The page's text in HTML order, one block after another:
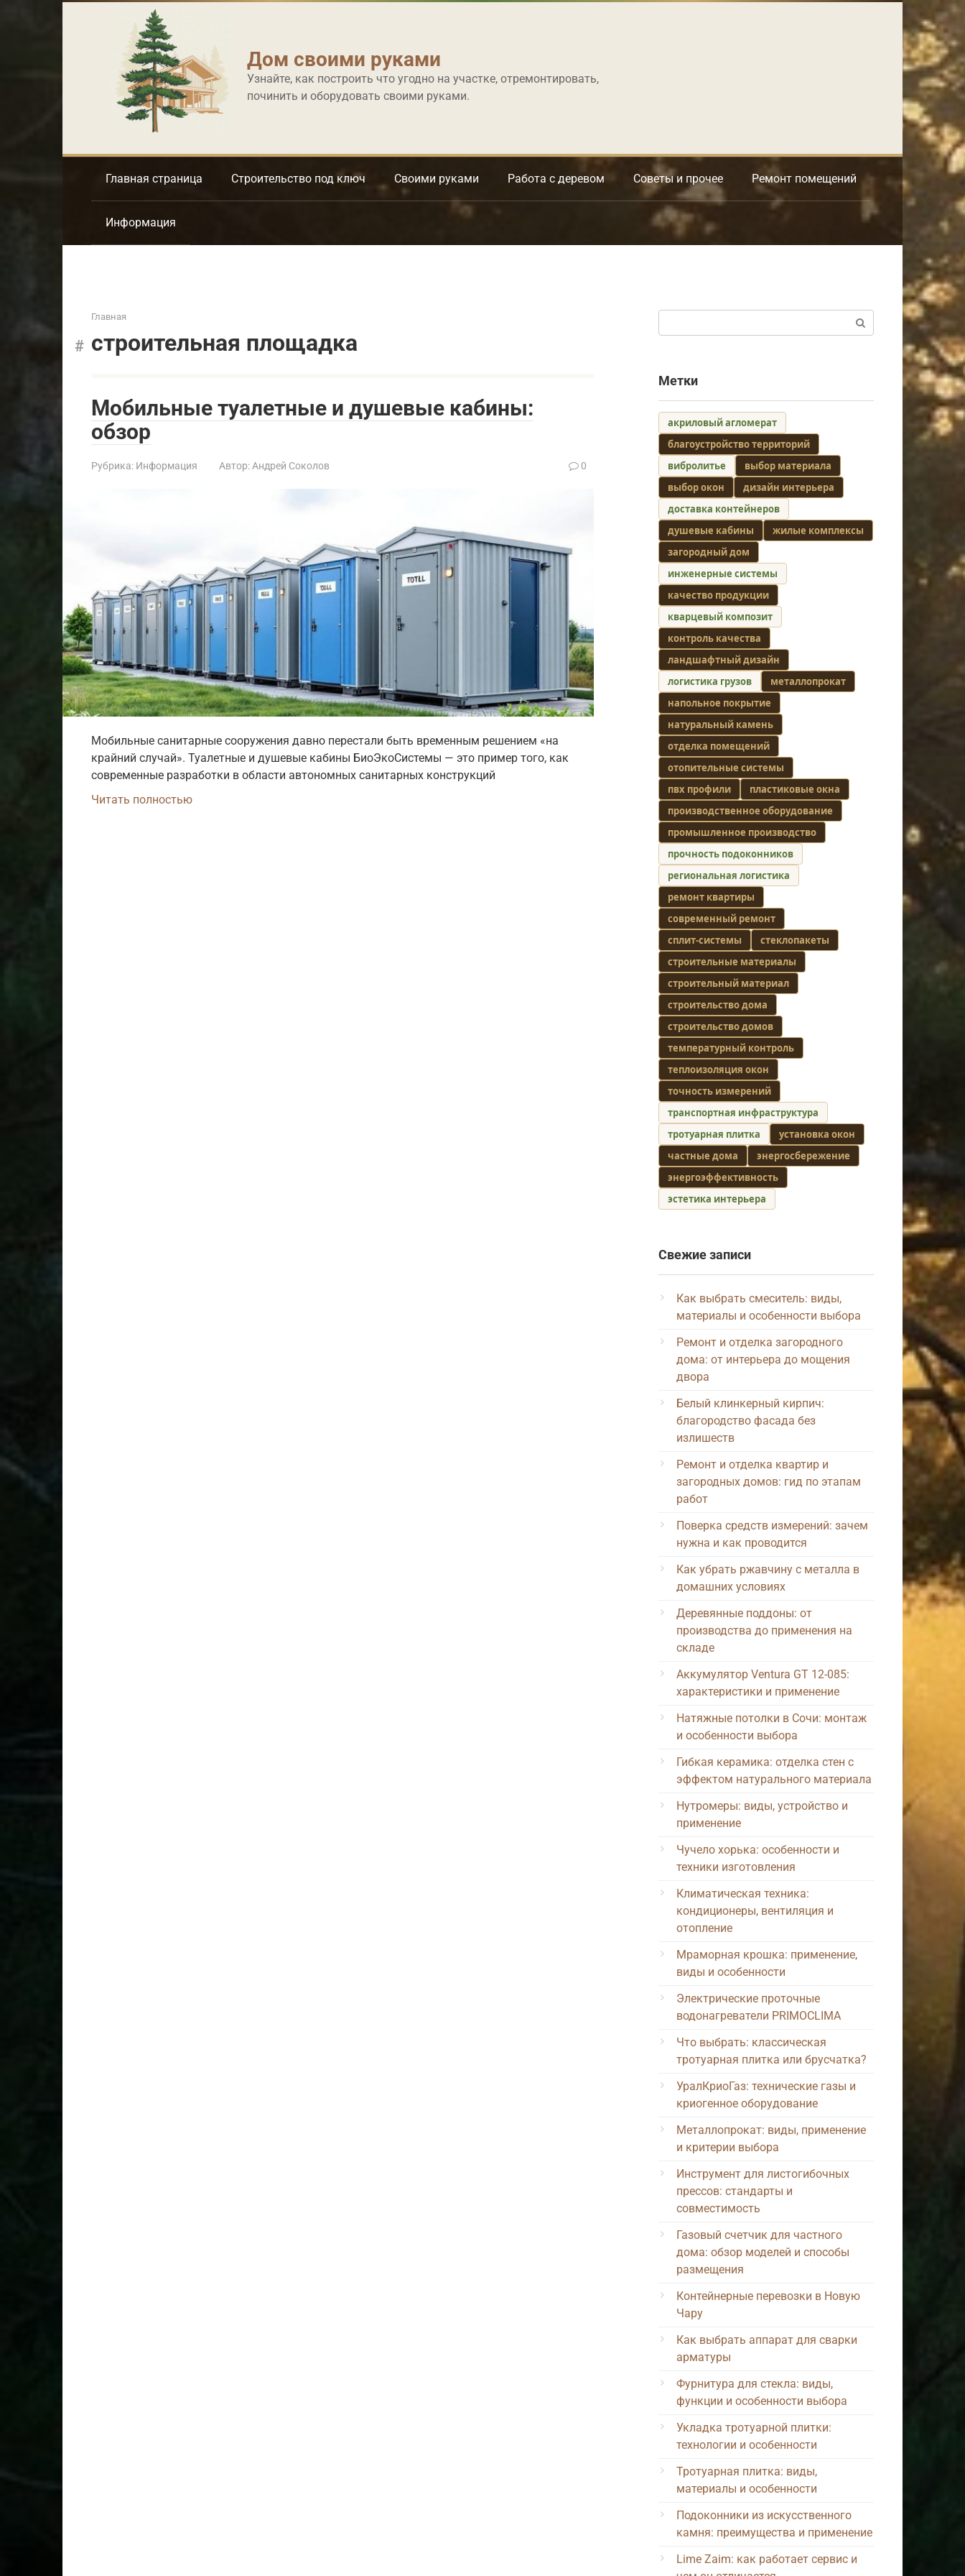
Дом своими руками
Узнайте, как построить что угодно на участке, отремонтировать,
починить и оборудовать своими руками.
Главная страница Строительство под ключ Своими руками Работа с деревом Советы и прочее Ремонт помещений
Информация
Главная
строительная площадка
Мобильные туалетные и душевые кабины:
обзор
Рубрика: Информация Автор: Андрей Соколов 0
Мобильные санитарные сооружения давно перестали быть временным решением «на
крайний случай». Туалетные и душевые кабины БиоЭкоСистемы — это пример того, как
современные разработки в области автономных санитарных конструкций
Читать полностью
Метки
акриловый агломерат
благоустройство территорий
вибролитье
выбор материала
выбор окон
дизайн интерьера
доставка контейнеров
душевые кабины
жилые комплексы
загородный дом
инженерные системы
качество продукции
кварцевый композит
контроль качества
ландшафтный дизайн
логистика грузов
металлопрокат
напольное покрытие
натуральный камень
отделка помещений
отопительные системы
пвх профили
пластиковые окна
производственное оборудование
промышленное производство
прочность подоконников
региональная логистика
ремонт квартиры
современный ремонт
сплит-системы
стеклопакеты
строительные материалы
строительный материал
строительство дома
строительство домов
температурный контроль
теплоизоляция окон
точность измерений
транспортная инфраструктура
тротуарная плитка
установка окон
частные дома
энергосбережение
энергоэффективность
эстетика интерьера
Свежие записи
Как выбрать смеситель: виды,
материалы и особенности выбора
Ремонт и отделка загородного
дома: от интерьера до мощения
двора
Белый клинкерный кирпич:
благородство фасада без
излишеств
Ремонт и отделка квартир и
загородных домов: гид по этапам
работ
Поверка средств измерений: зачем
нужна и как проводится
Как убрать ржавчину с металла в
домашних условиях
Деревянные поддоны: от
производства до применения на
складе
Аккумулятор Ventura GT 12-085:
характеристики и применение
Натяжные потолки в Сочи: монтаж
и особенности выбора
Гибкая керамика: отделка стен с
эффектом натурального материала
Нутромеры: виды, устройство и
применение
Чучело хорька: особенности и
техники изготовления
Климатическая техника:
кондиционеры, вентиляция и
отопление
Мраморная крошка: применение,
виды и особенности
Электрические проточные
водонагреватели PRIMOCLIMA
Что выбрать: классическая
тротуарная плитка или брусчатка?
УралКриоГаз: технические газы и
криогенное оборудование
Металлопрокат: виды, применение
и критерии выбора
Инструмент для листогибочных
прессов: стандарты и
совместимость
Газовый счетчик для частного
дома: обзор моделей и способы
размещения
Контейнерные перевозки в Новую
Чару
Как выбрать аппарат для сварки
арматуры
Фурнитура для стекла: виды,
функции и особенности выбора
Укладка тротуарной плитки:
технологии и особенности
Тротуарная плитка: виды,
материалы и особенности
Подоконники из искусственного
камня: преимущества и применение
Lime Zaim: как работает сервис и